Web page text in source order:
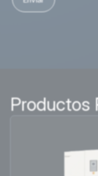
Productos